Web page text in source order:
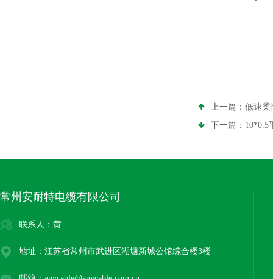
上一篇： 低速柔
下一篇： 10*0.5
常州安耐特电缆有限公司
联系人：黄
地址：江苏省常州市武进区湖塘新城公馆综合楼3楼